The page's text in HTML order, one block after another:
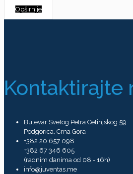
Opširnije
Kontaktirajte
Bulevar Svetog Petra Cetinjskog 59
Podgorica, Crna Gora
+382 20 657 098
+382 67 346 605
(radnim danima od 08 - 16h)
info@juventas.me